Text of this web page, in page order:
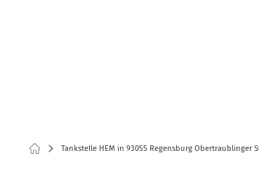
Tankstelle HEM in 93055 Regensburg Obertraublinger